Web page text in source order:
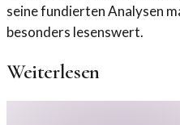
seine fundierten Analysen
besonders lesenswert.
Weiterlesen